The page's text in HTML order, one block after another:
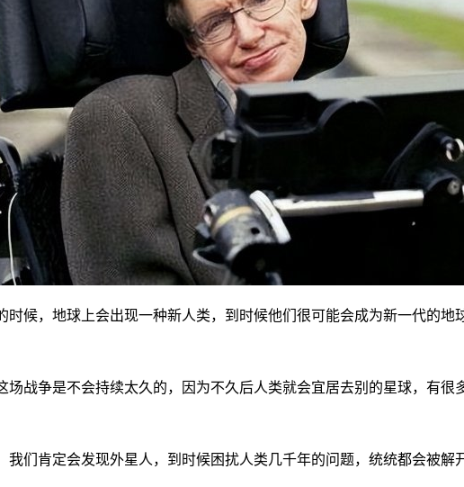
候，地球上会出现一种新人类，到时候他们很可能会成为新一代的地
战争是不会持续太久的，因为不久后人类就会宜居去别的星球，有很
们肯定会发现外星人，到时候困扰人类几千年的问题，统统都会被解